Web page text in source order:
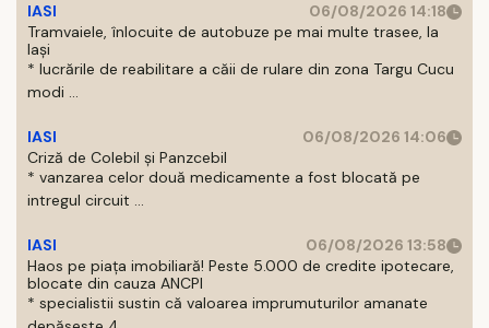
IASI
06/08/2026 14:18
Tramvaiele, înlocuite de autobuze pe mai multe trasee, la
Iași
* lucrările de reabilitare a căii de rulare din zona Targu Cucu
modi ...
IASI
06/08/2026 14:06
Criză de Colebil și Panzcebil
* vanzarea celor două medicamente a fost blocată pe
intregul circuit ...
IASI
06/08/2026 13:58
Haos pe piața imobiliară! Peste 5.000 de credite ipotecare,
blocate din cauza ANCPI
* specialistii sustin că valoarea imprumuturilor amanate